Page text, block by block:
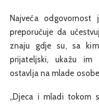
Najveća
preporučuje da
znaju gdje su, sa
prijateljski, ukažu
ostavlja na mlade
„Djeca i mladi tokom